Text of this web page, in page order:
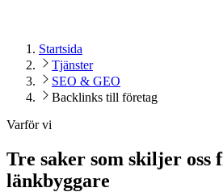
Startsida
Tjänster
SEO & GEO
Backlinks till företag
Varför vi
Tre saker som skiljer oss
länkbyggare